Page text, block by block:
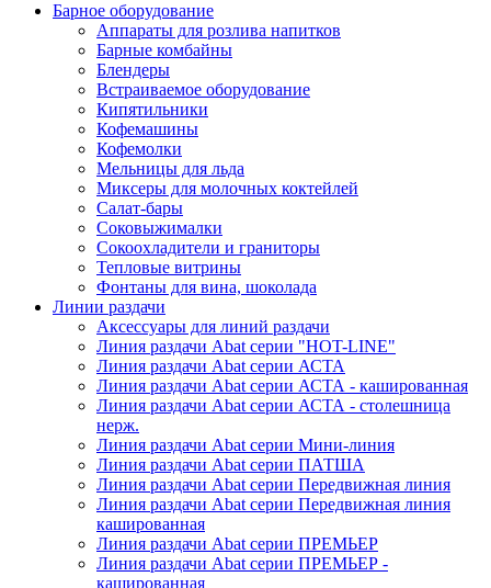
Барное оборудование
Аппараты для розлива напитков
Барные комбайны
Блендеры
Встраиваемое оборудование
Кипятильники
Кофемашины
Кофемолки
Мельницы для льда
Миксеры для молочных коктейлей
Салат-бары
Соковыжималки
Сокоохладители и граниторы
Тепловые витрины
Фонтаны для вина, шоколада
Линии раздачи
Аксессуары для линий раздачи
Линия раздачи Abat серии "HOT-LINE"
Линия раздачи Abat серии АСТА
Линия раздачи Abat серии АСТА - кашированная
Линия раздачи Abat серии АСТА - столешница
нерж.
Линия раздачи Abat серии Мини-линия
Линия раздачи Abat серии ПАТША
Линия раздачи Abat серии Передвижная линия
Линия раздачи Abat серии Передвижная линия
кашированная
Линия раздачи Abat серии ПРЕМЬЕР
Линия раздачи Abat серии ПРЕМЬЕР -
кашированная